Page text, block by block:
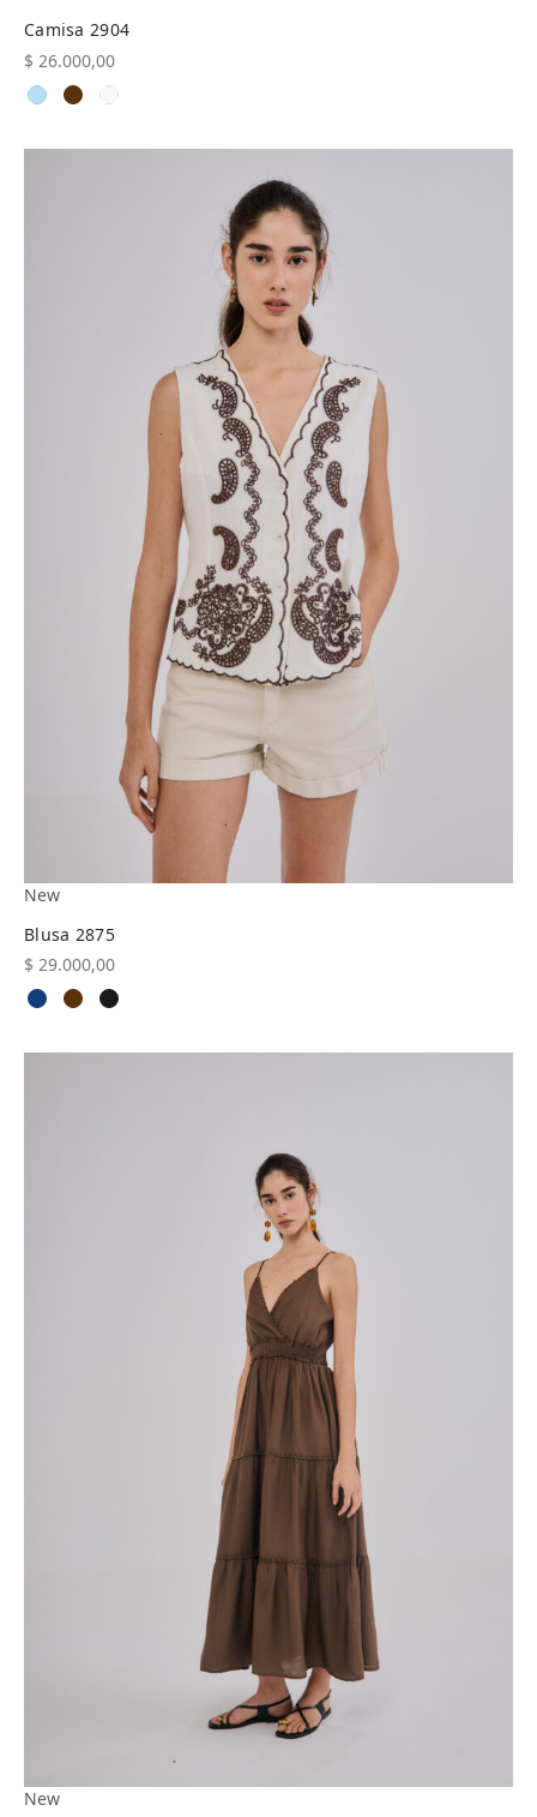
Camisa 2904
$ 26.000,00
New
Blusa 2875
$ 29.000,00
New